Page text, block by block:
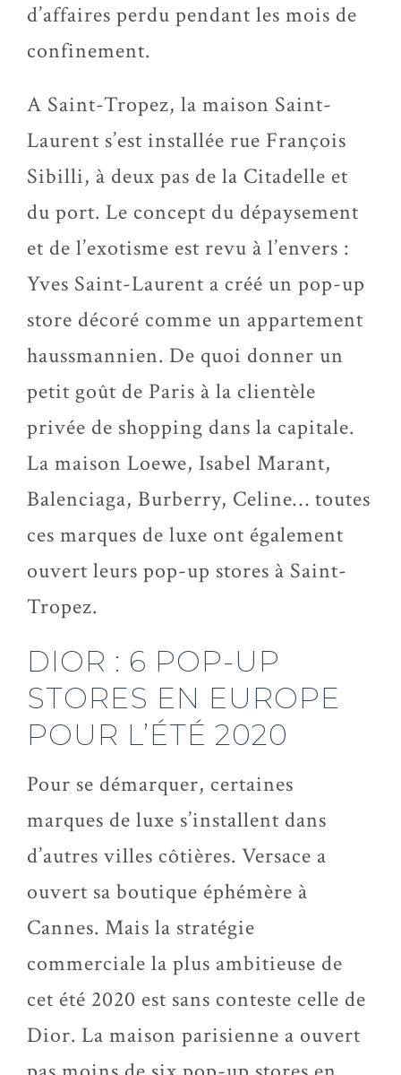
d’affaires perdu pendant les mois de
confinement.
A Saint-Tropez, la maison Saint-
Laurent s’est installée rue François
Sibilli, à deux pas de la Citadelle et
du port. Le concept du dépaysement
et de l’exotisme est revu à l’envers :
Yves Saint-Laurent a créé un pop-up
store décoré comme un appartement
haussmannien. De quoi donner un
petit goût de Paris à la clientèle
privée de shopping dans la capitale.
La maison Loewe, Isabel Marant,
Balenciaga, Burberry, Celine… toutes
ces marques de luxe ont également
ouvert leurs pop-up stores à Saint-
Tropez.
DIOR : 6 POP-UP
STORES EN EUROPE
POUR L’ÉTÉ 2020
Pour se démarquer, certaines
marques de luxe s’installent dans
d’autres villes côtières. Versace a
ouvert sa boutique éphémère à
Cannes. Mais la stratégie
commerciale la plus ambitieuse de
cet été 2020 est sans conteste celle de
Dior. La maison parisienne a ouvert